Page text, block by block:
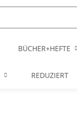
BÜCHER+HEFTE
REDUZIERT